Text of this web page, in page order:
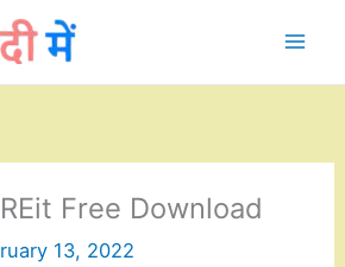
Free Download
13, 2022